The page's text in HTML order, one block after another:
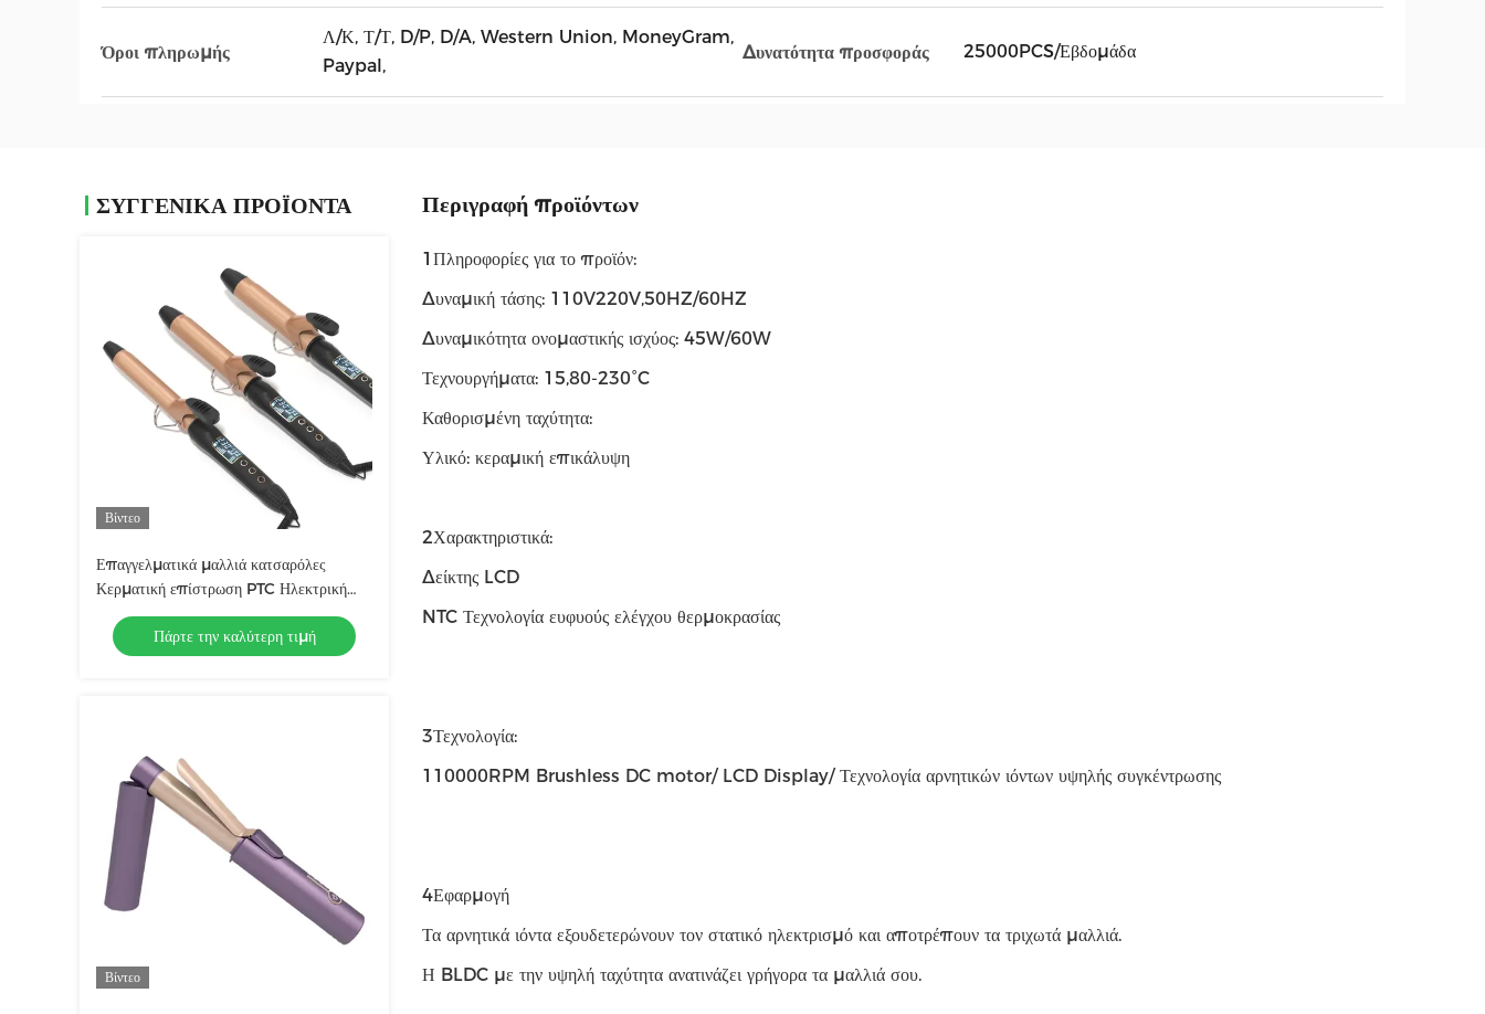
Όροι πληρωμής
Λ/Κ, Τ/Τ, D/P, D/A, Western Union, MoneyGram,
Paypal,
Δυνατότητα προσφοράς 25000PCS/Εβδομάδα
ΣΥΓΓΕΝΙΚΆ ΠΡΟΪΌΝΤΑ
Βίντεο
Επαγγελματικά μαλλιά κατσαρόλες
Κερματική επίστρωση PTC Ηλεκτρική
θέρμανση Φορητό 25mm 32mm
38mm
Πάρτε την καλύτερη τιμή
Βίντεο
Περιγραφή προϊόντων
1Πληροφορίες για το προϊόν:
Δυναμική τάσης: 110V220V,50HZ/60HZ
Δυναμικότητα ονομαστικής ισχύος: 45W/60W
Τεχνουργήματα: 15,80-230°C
Καθορισμένη ταχύτητα:
Υλικό: κεραμική επικάλυψη
2Χαρακτηριστικά:
Δείκτης LCD
NTC Τεχνολογία ευφυούς ελέγχου θερμοκρασίας
3Τεχνολογία:
110000RPM Brushless DC motor/ LCD Display/ Τεχνολογία αρνητικών ιόντων υψηλής συγκέντρωσης
4Εφαρμογή
Τα αρνητικά ιόντα εξουδετερώνουν τον στατικό ηλεκτρισμό και αποτρέπουν τα τριχωτά μαλλιά.
Η BLDC με την υψηλή ταχύτητα ανατινάζει γρήγορα τα μαλλιά σου.